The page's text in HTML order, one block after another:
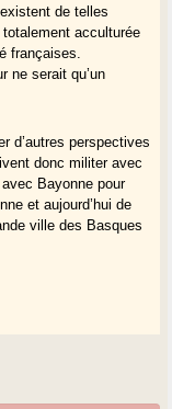
de telles
acculturée
françaises.
ne serait qu’un
d’autres perspectives
donc militer avec
Bayonne pour
et aujourd’hui de
ville des Basques